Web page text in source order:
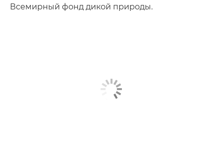
Всемирный фонд дикой природы.